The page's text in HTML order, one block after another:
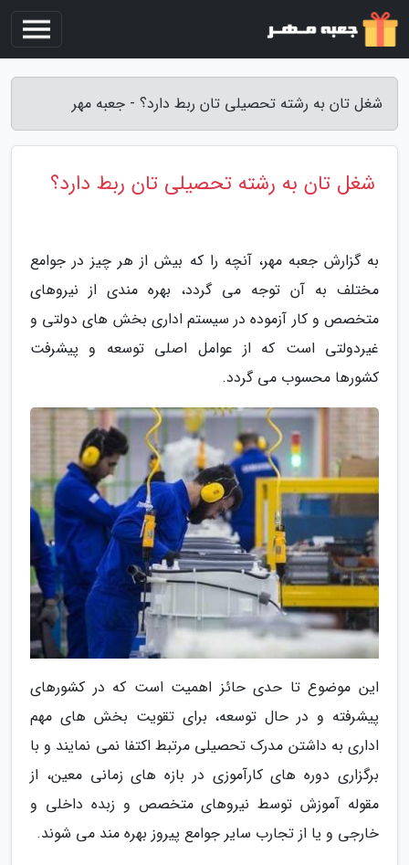
شغل تان به رشته تحصیلی تان ربط دارد؟ - جعبه مهر
شغل تان به رشته تحصیلی تان ربط دارد؟
به گزارش جعبه مهر، آنچه را که بیش از هر چیز در جوامع
مختلف به آن توجه می گردد، بهره مندی از نیروهای
متخصص و کار آزموده در سیستم اداری بخش های دولتی و
غیردولتی است که از عوامل اصلی توسعه و پیشرفت
کشورها محسوب می گردد.
این موضوع تا حدی حائز اهمیت است که در کشورهای
پیشرفته و در حال توسعه، برای تقویت بخش های مهم
اداری به داشتن مدرک تحصیلی مرتبط اکتفا نمی نمایند و با
برگزاری دوره های کارآموزی در بازه های زمانی معین، از
مقوله آموزش توسط نیروهای متخصص و زبده داخلی و
خارجی و یا از تجارب سایر جوامع پیروز بهره مند می شوند.